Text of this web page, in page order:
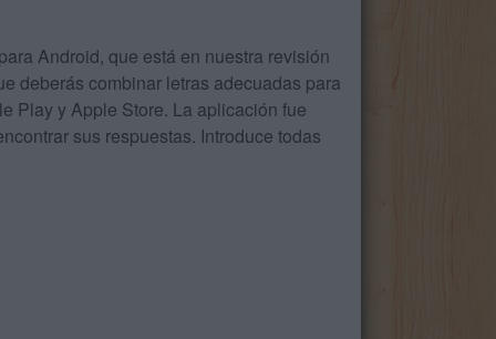
Android, que está en nuestra revisión
deberás combinar letras adecuadas para
Play y Apple Store. La aplicación fue
sus respuestas. Introduce todas